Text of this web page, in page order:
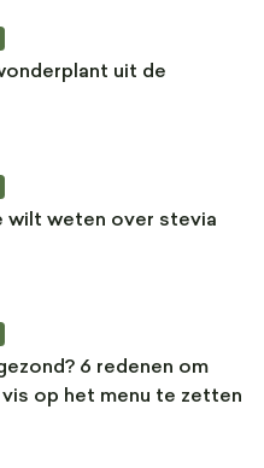
uit de
wilt weten over stevia
6 redenen om
op het menu te zetten